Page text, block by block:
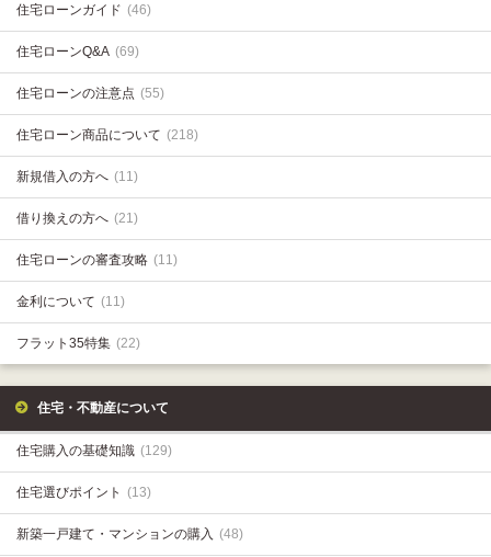
住宅ローンガイド (46)
住宅ローンQ&A (69)
住宅ローンの注意点 (55)
住宅ローン商品について (218)
新規借入の方へ (11)
借り換えの方へ (21)
住宅ローンの審査攻略 (11)
金利について (11)
フラット35特集 (22)
住宅・不動産について
住宅購入の基礎知識 (129)
住宅選びポイント (13)
新築一戸建て・マンションの購入 (48)